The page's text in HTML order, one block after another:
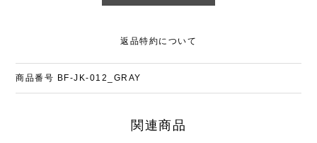
返品特約について
商品番号 BF-JK-012_GRAY
関連商品